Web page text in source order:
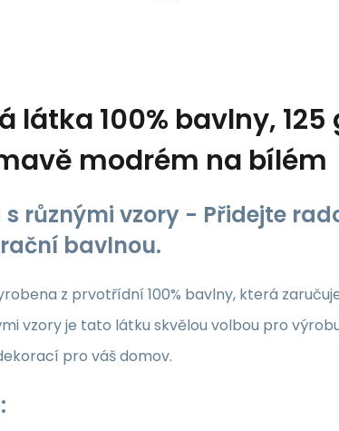
látka 100% bavlny, 125
modrém na bílém
různými vzory - Přidejte
bavlnou.
z prvotřídní 100% bavlny, která
vzory je tato látku skvělou volbou pro
pro váš domov.